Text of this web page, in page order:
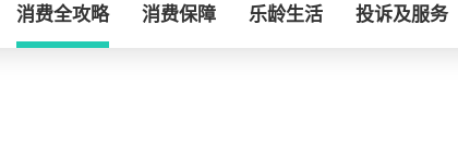
消费全攻略 消费保障 乐龄生活 投诉及服务